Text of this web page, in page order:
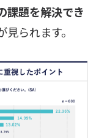
課題を解決でき
見られます。